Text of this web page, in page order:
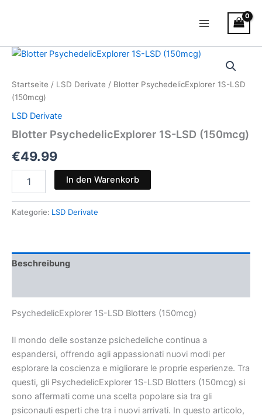
Menu
Startseite / LSD Derivate / Blotter PsychedelicExplorer 1S-LSD
(150mcg)
LSD Derivate
Blotter PsychedelicExplorer 1S-LSD (150mcg)
€49.99
Blotter
LSD
(150mcg)
Menge
In den Warenkorb
Kategorie: LSD Derivate
Beschreibung
PsychedelicExplorer 1S-LSD Blotters (150mcg)
Il mondo delle sostanze psichedeliche continua a
espandersi, offrendo agli appassionati nuovi modi per
esplorare la coscienza e migliorare le proprie esperienze. Tra
questi, gli PsychedelicExplorer 1S-LSD Blotters (150mcg) si
sono affermati come una scelta popolare sia tra gli
psiconauti esperti che tra i nuovi arrivati. In questo articolo,